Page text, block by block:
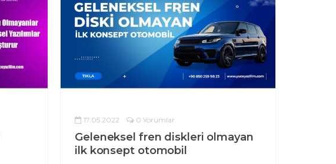
17.05.2022 0 Yorumlar
Geleneksel fren diskleri olmayan
ilk konsept otomobil